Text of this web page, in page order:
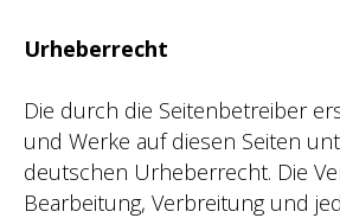
Urheberrecht
Die durch die Seitenbetreiber
und Werke auf diesen Seiten
deutschen Urheberrecht. Die
Bearbeitung, Verbreitung und